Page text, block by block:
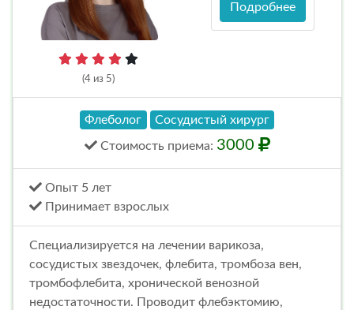
(4 из 5)
Подробнее
Флеболог Сосудистый хирург
Стоимость приема: 3000
Опыт 5 лет
Принимает взрослых
Специализируется на лечении варикоза,
сосудистых звездочек, флебита, тромбоза вен,
тромбофлебита, хронической венозной
недостаточности. Проводит флебэктомию,